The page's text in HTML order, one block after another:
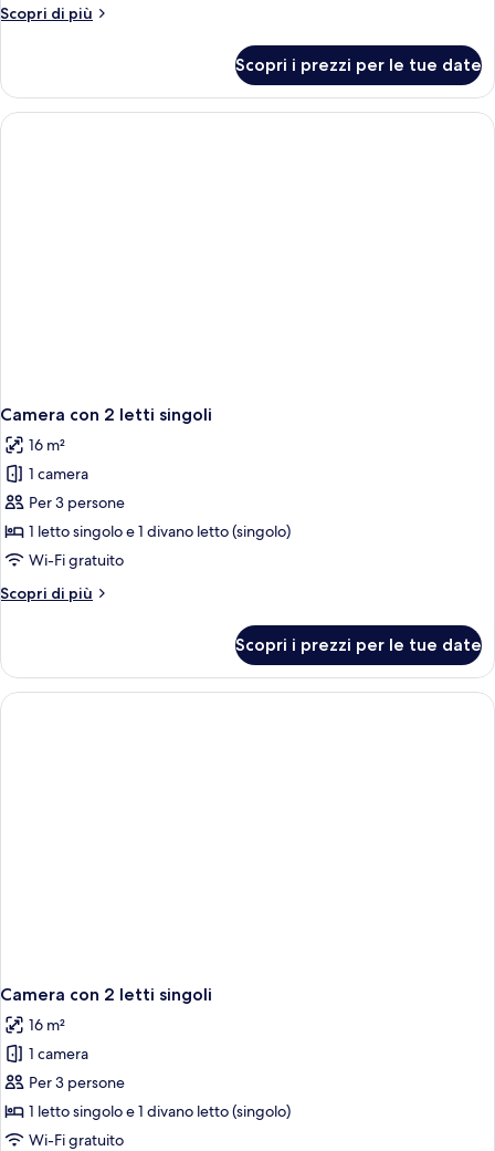
Scopri di più
Altri
singola
Scopri i prezzi per le tue date
Camera con 2 letti singoli
16 m²
1 camera
Per 3 persone
1 letto singolo e 1 divano letto (singolo)
Wi-Fi gratuito
Scopri di più
Altri
con
letti
Scopri i prezzi per le tue date
Camera con 2 letti singoli
16 m²
1 camera
Per 3 persone
1 letto singolo e 1 divano letto (singolo)
Wi-Fi gratuito